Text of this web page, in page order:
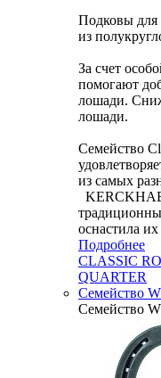
Подковы для
из
За счет
помогают
лошади.
лошади.
Семейство
из самых
оснастила
Подробнее
CLASSIC
QUARTER
Семейство
Семейство